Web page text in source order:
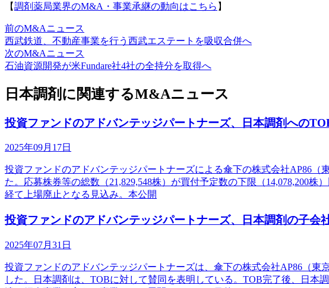
【調剤薬局業界のM&A・事業承継の動向はこちら 】
前のM&Aニュース
西武鉄道、不動産事業を行う西武エステートを吸収合併へ
次のM&Aニュース
石油資源開発が米Fundare社4社の全持分を取得へ
日本調剤に関連するM&Aニュース
投資ファンドのアドバンテッジパートナーズ、日本調剤への
2025年09月17日
投資ファンドのアドバンテッジパートナーズによる傘下の株式会社AP86（
た。応募株券等の総数（21,829,548株）が買付予定数の下限（14,078,200
経て上場廃止となる見込み。本公開
投資ファンドのアドバンテッジパートナーズ、日本調剤の子会
2025年07月31日
投資ファンドのアドバンテッジパートナーズは、傘下の株式会社AP86（
した。日本調剤は、TOBに対して賛同を表明している。TOB完了後、日